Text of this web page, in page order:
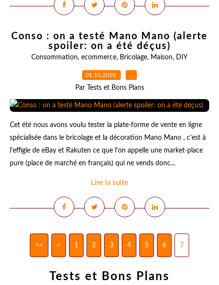
Conso : on a testé Mano Mano (alerte
spoiler: on a été déçus)
Consommation, ecommerce, Bricolage, Maison, DIY
01.10.2018 …
Par Tests et Bons Plans
Cet été nous avons voulu tester la plate-forme de vente en ligne
spécialisée dans le bricolage et la décoration Mano Mano , c'est à
l'effigie de eBay et Rakuten ce que l'on appelle une market-place
pure (place de marché en français) qui ne vends donc...
Lire la suite
<< < 1 2 3 4 5 6 7
Tests et Bons Plans